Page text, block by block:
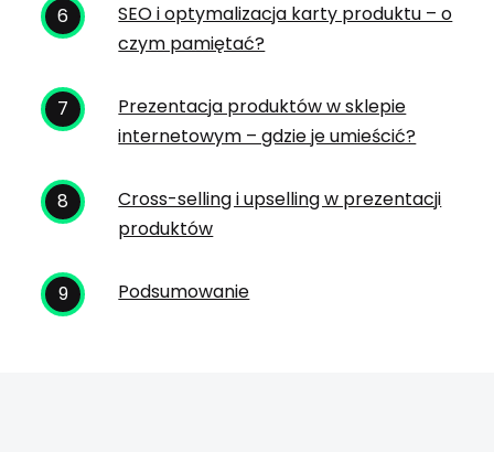
SEO i optymalizacja karty produktu – o
czym pamiętać?
Prezentacja produktów w sklepie
internetowym – gdzie je umieścić?
Cross-selling i upselling w prezentacji
produktów
Podsumowanie